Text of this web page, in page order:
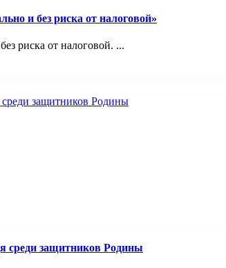
и без риска от налоговой»
риска от налоговой. ...
среди защитников Родины